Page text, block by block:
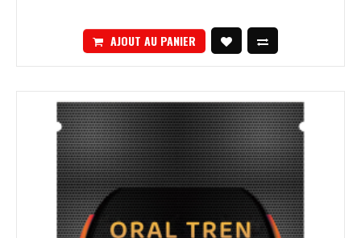
AJOUT AU PANIER